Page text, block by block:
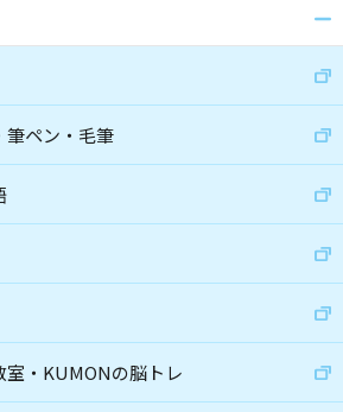
筆ペン・毛筆
・KUMONの脳トレ